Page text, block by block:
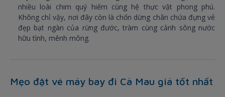
nhiều loài chim quý hiếm cùng hệ thực vật phong phú.
Không chỉ vậy, nơi đây còn là chốn dừng chân chứa đựng vẻ
đẹp bạt ngàn của rừng đước, tràm cùng cảnh sông nước
hữu tình, mênh mông.
Mẹo đặt vé máy bay đi Cà Mau giá tốt nhất